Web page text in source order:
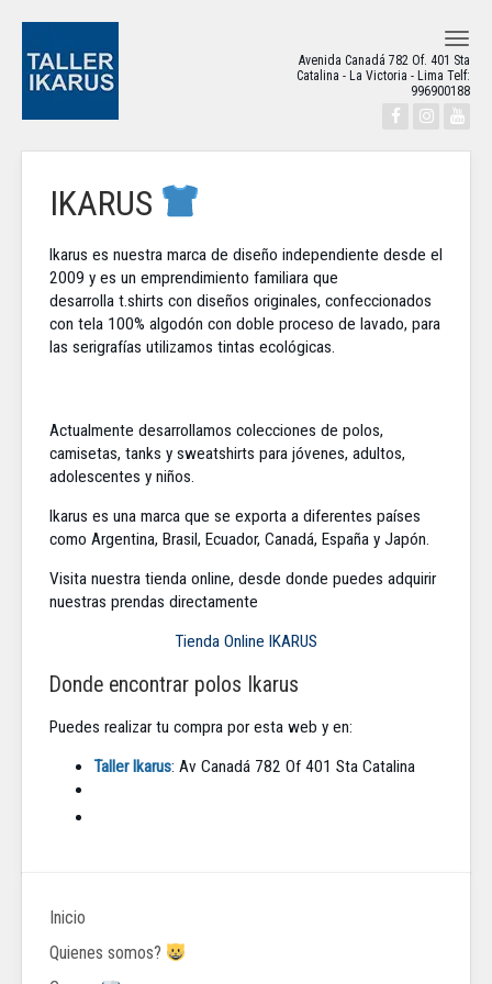
Avenida Canadá 782 Of. 401 Sta
Catalina - La Victoria - Lima Telf:
996900188
IKARUS
Ikarus es nuestra marca de diseño independiente desde el
2009 y es un emprendimiento familiara que
desarrolla t.shirts con diseños originales, confeccionados
con tela 100% algodón con doble proceso de lavado, para
las serigrafías utilizamos tintas ecológicas.
Actualmente desarrollamos colecciones de polos,
camisetas, tanks y sweatshirts para jóvenes, adultos,
adolescentes y niños.
Ikarus es una marca que se exporta a diferentes países
como Argentina, Brasil, Ecuador, Canadá, España y Japón.
Visita nuestra tienda online, desde donde puedes adquirir
nuestras prendas directamente
Tienda Online IKARUS
Donde encontrar polos Ikarus
Puedes realizar tu compra por esta web y en:
Taller Ikarus: Av Canadá 782 Of 401 Sta Catalina
Inicio
Quienes somos?